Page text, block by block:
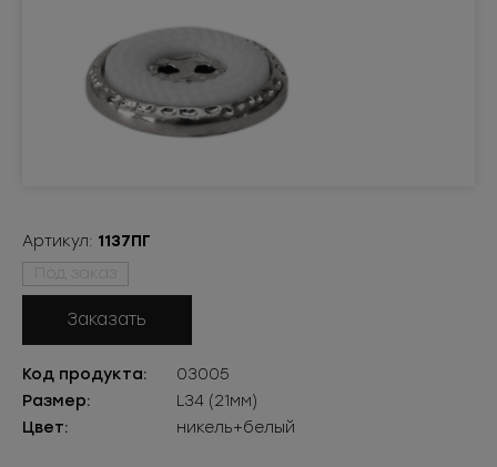
Артикул: 1137ПГ
Под заказ
Заказать
Код продукта:
03005
Размер:
L34 (21мм)
Цвет:
никель+белый